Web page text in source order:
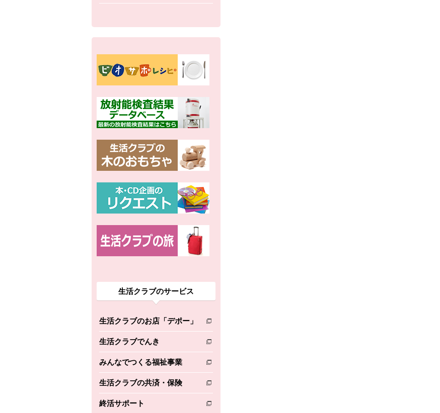
生活クラブのサービス
生活クラブのお店「デポー」
別のウィンドウで開きます。
生活クラブでんき
別のウィンドウで開きます。
みんなでつくる福祉事業
別のウィンドウで開きます。
生活クラブの共済・保険
別のウィンドウで開きます。
終活サポート
別のウィンドウで開きます。